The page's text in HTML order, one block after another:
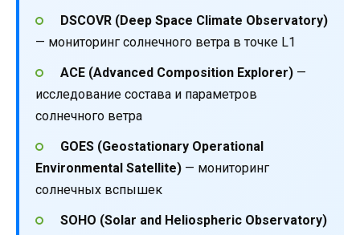
DSCOVR (Deep Space Climate Observatory)
— мониторинг солнечного ветра в точке L1
ACE (Advanced Composition Explorer)—
исследование состава и параметров
солнечного ветра
GOES (Geostationary Operational
Environmental Satellite) — мониторинг
солнечных вспышек
SOHO (Solar and Heliospheric Observatory)